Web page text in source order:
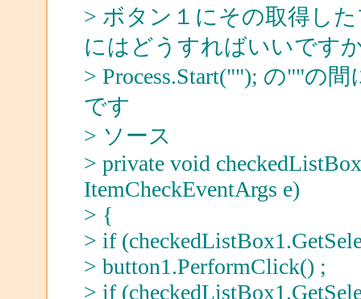
> ボタン１にその取得し
にはどうすればいいです
> Process.Start(""); の""の
です
> ソース
> private void
ItemCheckEventArgs e)
> {
> if
> button1.PerformClick() ;
> if